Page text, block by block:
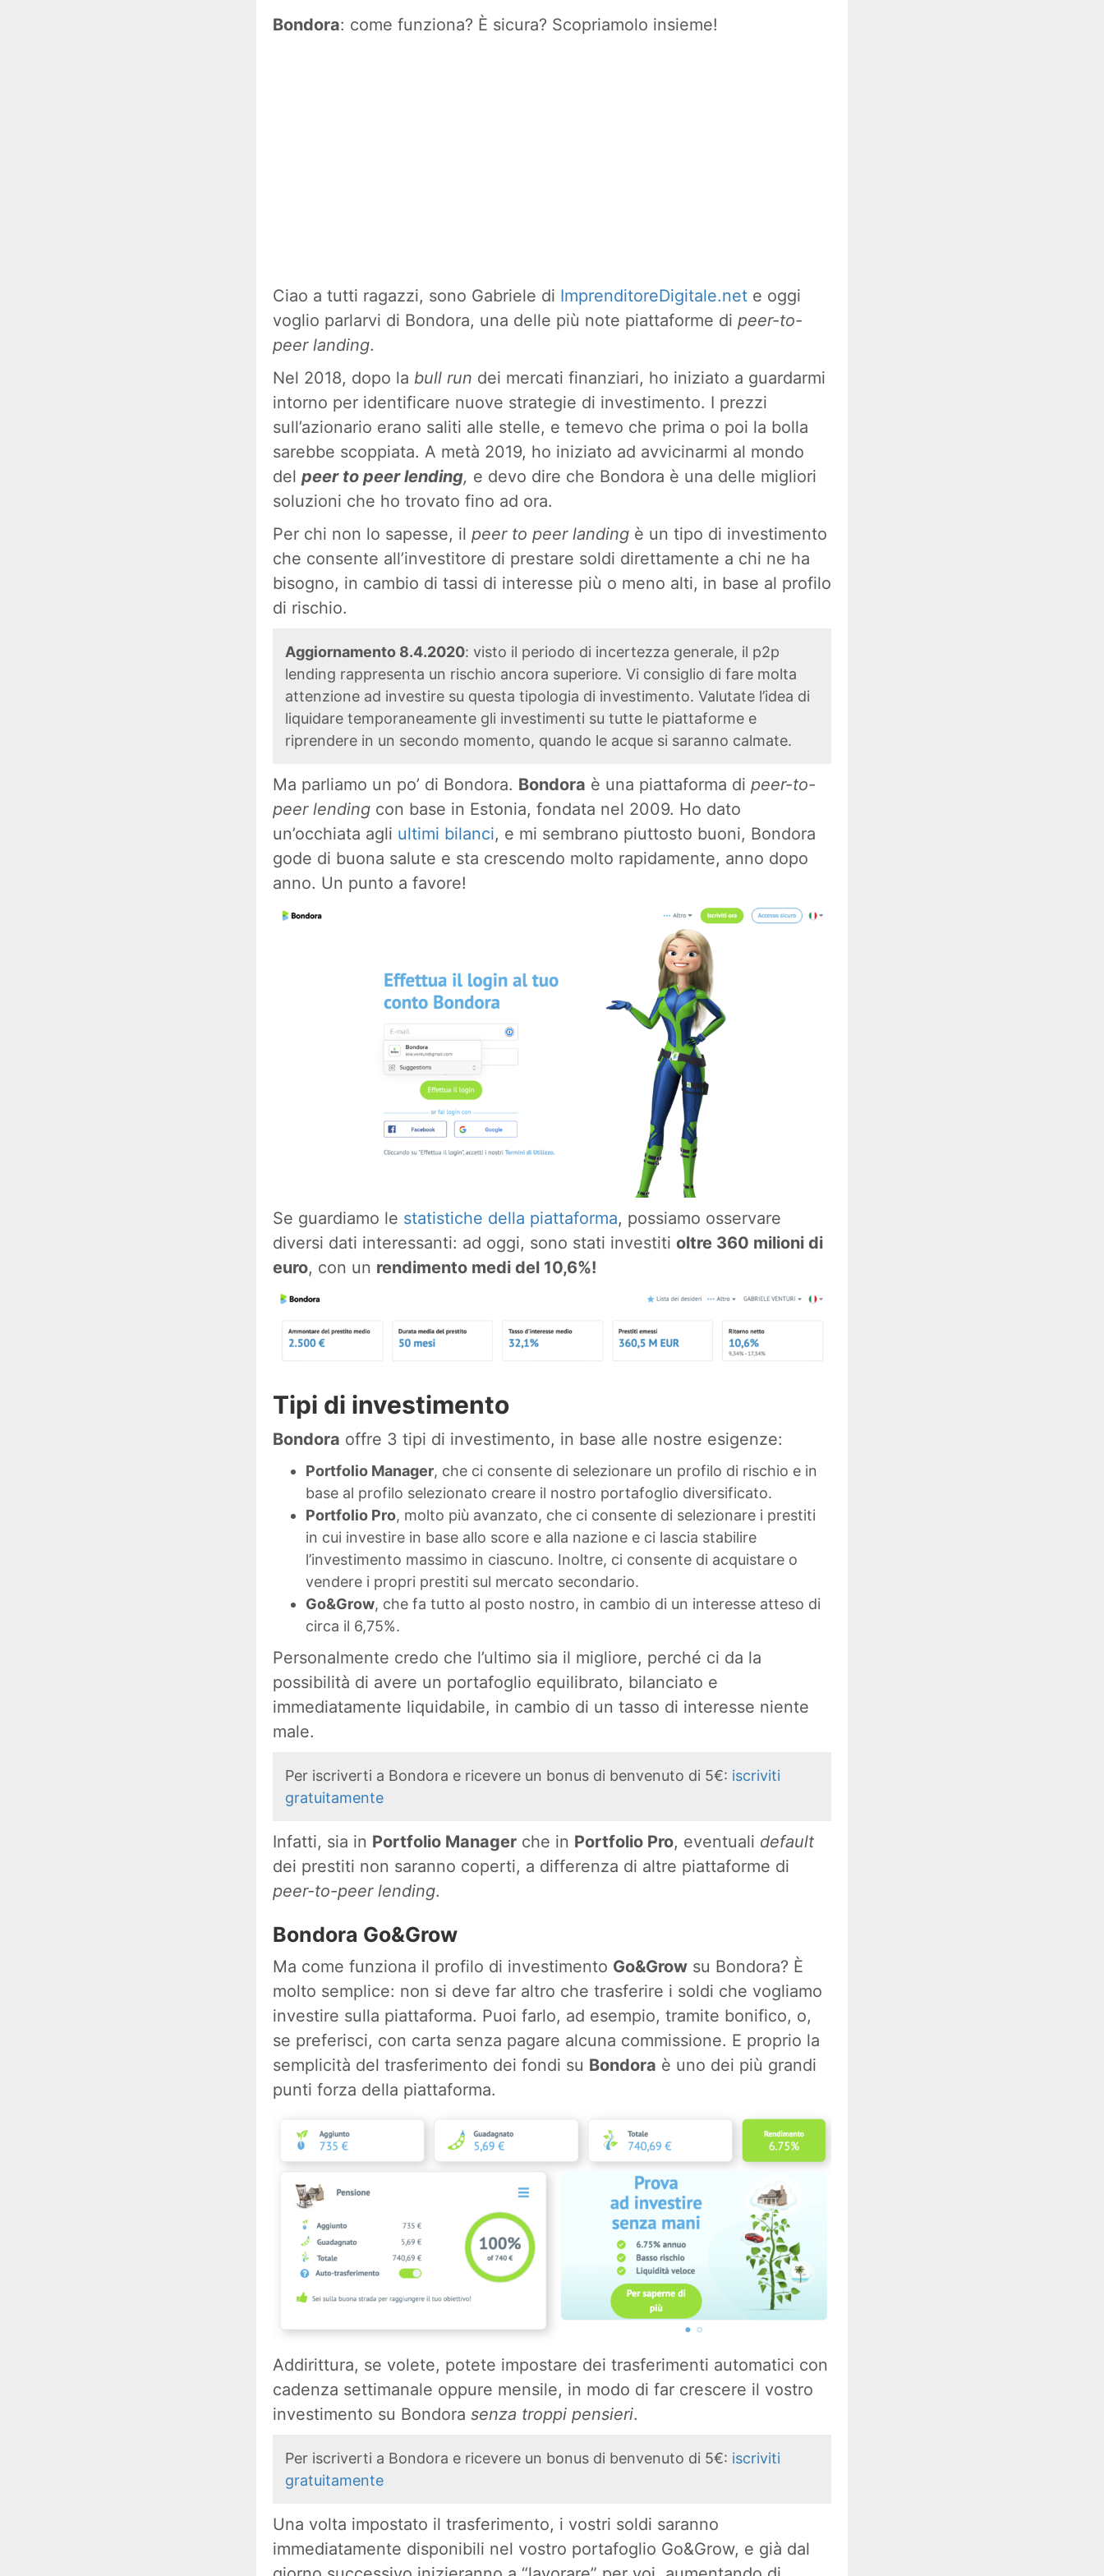
Bondora: come funziona? È sicura? Scopriamolo insieme!
Ciao a tutti ragazzi, sono Gabriele di ImprenditoreDigitale.net e oggi
voglio parlarvi di Bondora, una delle più note piattaforme di peer-to-
peer landing.
Nel 2018, dopo la bull run dei mercati finanziari, ho iniziato a guardarmi
intorno per identificare nuove strategie di investimento. I prezzi
sull’azionario erano saliti alle stelle, e temevo che prima o poi la bolla
sarebbe scoppiata. A metà 2019, ho iniziato ad avvicinarmi al mondo
del peer to peer lending, e devo dire che Bondora è una delle migliori
soluzioni che ho trovato fino ad ora.
Per chi non lo sapesse, il peer to peer landing è un tipo di investimento
che consente all’investitore di prestare soldi direttamente a chi ne ha
bisogno, in cambio di tassi di interesse più o meno alti, in base al profilo
di rischio.
Aggiornamento 8.4.2020: visto il periodo di incertezza generale, il p2p
lending rappresenta un rischio ancora superiore. Vi consiglio di fare molta
attenzione ad investire su questa tipologia di investimento. Valutate l’idea di
liquidare temporaneamente gli investimenti su tutte le piattaforme e
riprendere in un secondo momento, quando le acque si saranno calmate.
Ma parliamo un po’ di Bondora. Bondora è una piattaforma di peer-to-
peer lending con base in Estonia, fondata nel 2009. Ho dato
un’occhiata agli ultimi bilanci, e mi sembrano piuttosto buoni, Bondora
gode di buona salute e sta crescendo molto rapidamente, anno dopo
anno. Un punto a favore!
Se guardiamo le statistiche della piattaforma, possiamo osservare
diversi dati interessanti: ad oggi, sono stati investiti oltre 360 milioni di
euro, con un rendimento medi del 10,6%!
Tipi di investimento
Bondora offre 3 tipi di investimento, in base alle nostre esigenze:
Portfolio Manager, che ci consente di selezionare un profilo di rischio e in
base al profilo selezionato creare il nostro portafoglio diversificato.
Portfolio Pro, molto più avanzato, che ci consente di selezionare i prestiti
in cui investire in base allo score e alla nazione e ci lascia stabilire
l’investimento massimo in ciascuno. Inoltre, ci consente di acquistare o
vendere i propri prestiti sul mercato secondario.
Go&Grow, che fa tutto al posto nostro, in cambio di un interesse atteso di
circa il 6,75%.
Personalmente credo che l’ultimo sia il migliore, perché ci da la
possibilità di avere un portafoglio equilibrato, bilanciato e
immediatamente liquidabile, in cambio di un tasso di interesse niente
male.
Per iscriverti a Bondora e ricevere un bonus di benvenuto di 5€: iscriviti
gratuitamente
Infatti, sia in Portfolio Manager che in Portfolio Pro, eventuali default
dei prestiti non saranno coperti, a differenza di altre piattaforme di
peer-to-peer lending.
Bondora Go&Grow
Ma come funziona il profilo di investimento Go&Grow su Bondora? È
molto semplice: non si deve far altro che trasferire i soldi che vogliamo
investire sulla piattaforma. Puoi farlo, ad esempio, tramite bonifico, o,
se preferisci, con carta senza pagare alcuna commissione. E proprio la
semplicità del trasferimento dei fondi su Bondora è uno dei più grandi
punti forza della piattaforma.
Addirittura, se volete, potete impostare dei trasferimenti automatici con
cadenza settimanale oppure mensile, in modo di far crescere il vostro
investimento su Bondora senza troppi pensieri.
Per iscriverti a Bondora e ricevere un bonus di benvenuto di 5€: iscriviti
gratuitamente
Una volta impostato il trasferimento, i vostri soldi saranno
immediatamente disponibili nel vostro portafoglio Go&Grow, e già dal